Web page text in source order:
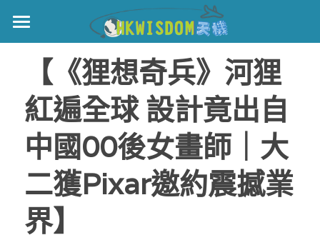
主頁
世界盃
伊美戰爭
黎智英案
正本清源•黎智英案
美西媒體謊言實錄
宏福火災
宏福‧革新
港聞
【《狸想奇兵》河狸
紅遍全球 設計竟出自
中國00後女畫師｜大
二獲Pixar邀約震撼業
界】